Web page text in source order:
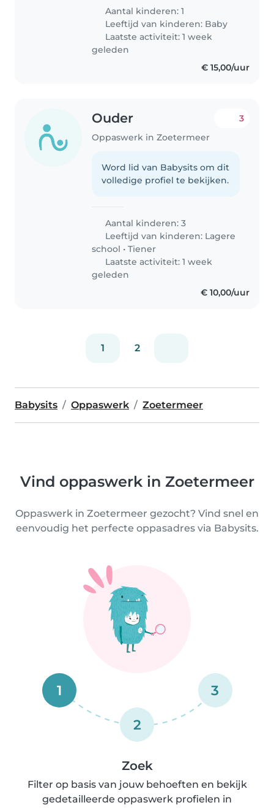
Aantal kinderen: 1
Leeftijd van kinderen: Baby
Laatste activiteit: 1 week
geleden
€ 15,00/uur
Ouder
Oppaswerk in Zoetermeer
3
Word lid van Babysits om dit
volledige profiel te bekijken.
Aantal kinderen: 3
Leeftijd van kinderen: Lagere
school •Tiener
Laatste activiteit: 1 week
geleden
€ 10,00/uur
1 2
Babysits Oppaswerk Zoetermeer
Vind oppaswerk in Zoetermeer
Oppaswerk in Zoetermeer gezocht? Vind snel en
eenvoudig het perfecte oppasadres via Babysits.
1
2
3
Zoek
Filter op basis van jouw behoeften en bekijk
gedetailleerde oppaswerk profielen in